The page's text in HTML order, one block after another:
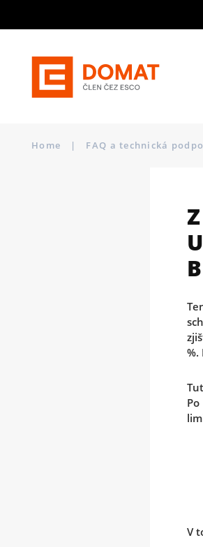
Home | FAQ a technická
%.
V